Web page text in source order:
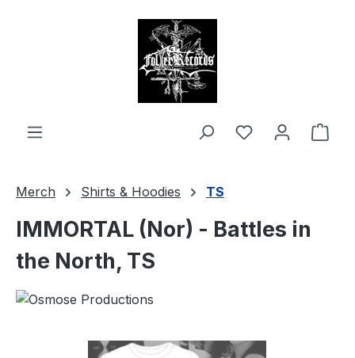
Merch Shirts & Hoodies TS
IMMORTAL (Nor) - Battles in
the North, TS
Bildergalerie überspringen